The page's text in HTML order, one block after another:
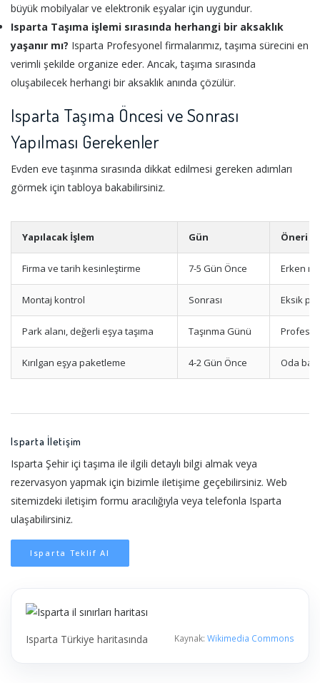
büyük mobilyalar ve elektronik eşyalar için uygundur.
Isparta Taşıma işlemi sırasında herhangi bir aksaklık
yaşanır mı? Isparta Profesyonel firmalarımız, taşıma sürecini en
verimli şekilde organize eder. Ancak, taşıma sırasında
oluşabilecek herhangi bir aksaklık anında çözülür.
Isparta Taşıma Öncesi ve Sonrası
Yapılması Gerekenler
Evden eve taşınma sırasında dikkat edilmesi gereken adımları
görmek için tabloya bakabilirsiniz.
Yapılacak İşlem Gün Öneri
Firma ve tarih kesinleştirme 7-5 Gün Önce Erken
Montaj kontrol Sonrası Eksik
Park alanı, değerli eşya taşıma Taşınma Günü
Kırılgan eşya paketleme 4-2 Gün Önce Oda
Isparta İletişim
Isparta Şehir içi taşıma ile ilgili detaylı bilgi almak veya
rezervasyon yapmak için bizimle iletişime geçebilirsiniz. Web
sitemizdeki iletişim formu aracılığıyla veya telefonla Isparta
ulaşabilirsiniz.
Isparta Teklif Al
Isparta Türkiye haritasında Kaynak: Wikimedia Commons